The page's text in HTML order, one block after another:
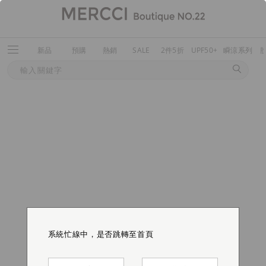
新品 預購 熱銷 SALE 2件5折 UPF50+ 瞬涼系列
系統忙線中，是否跳轉至首頁
系統忙線中，是否跳轉至首頁
系統忙線中，是否跳轉至首頁
系統忙線中，是否跳轉至首頁
系統忙線中，是否跳轉至首頁